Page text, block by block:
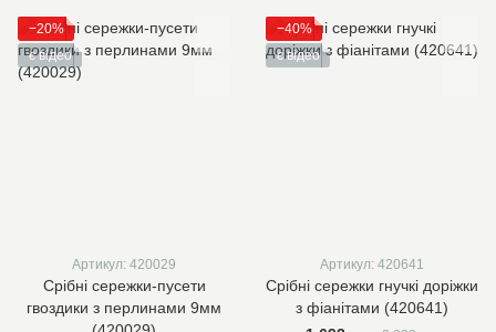
−20%
є відео
Артикул: 420029
Срібні сережки-пусети
гвоздики з перлинами 9мм
−40%
є відео
Артикул: 420641
Срібні сережки гнучкі доріжки
з фіанітами (420641)